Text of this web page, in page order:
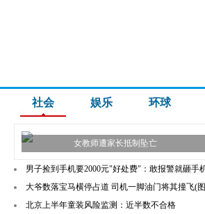
社会 娱乐 环球
女教师遭家长抵制坠亡
男子捡到手机要2000元"好处费"：敢报警就砸手
大爷数落宝马横停占道 司机一脚油门将其撞飞(
北京上半年童装风险监测：近半数不合格